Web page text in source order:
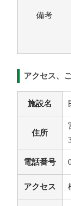
備考
アクセス、
施設名
住所
電話番号
アクセス